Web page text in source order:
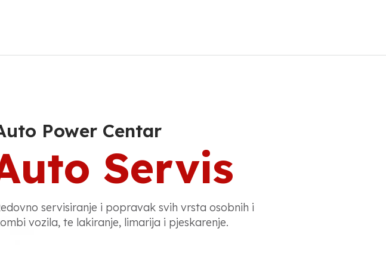
Power Centar
Servis
servisiranje i popravak svih vrsta osobnih i
vozila, te lakiranje, limarija i pjeskarenje.